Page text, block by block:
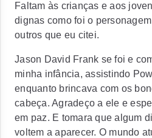
Faltam às crianças e aos
dignas como foi o
outros que eu citei.
Jason David Frank se foi e
minha infância, assistindo
enquanto brincava com os
cabeça. Agradeço a ele e
em paz. E tomara que algum
voltem a aparecer. O mundo